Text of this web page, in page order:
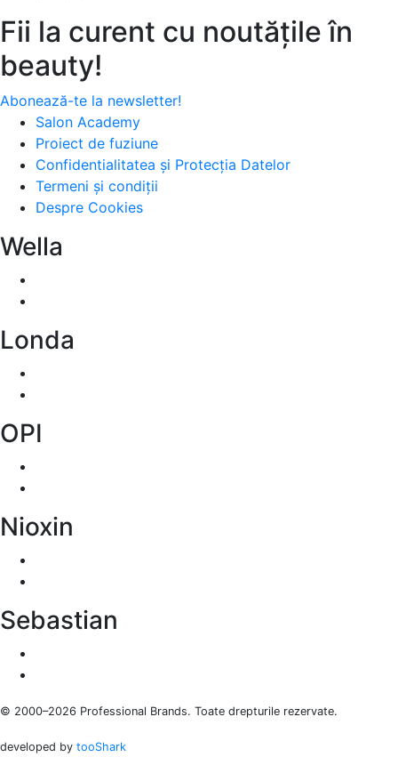
Fii la curent cu noutățile în
beauty!
Abonează-te la newsletter!
Salon Academy
Proiect de fuziune
Confidentialitatea și Protecția Datelor
Termeni și condiții
Despre Cookies
Wella
Londa
OPI
Nioxin
Sebastian
© 2000–2026 Professional Brands. Toate drepturile rezervate.
developed by tooShark